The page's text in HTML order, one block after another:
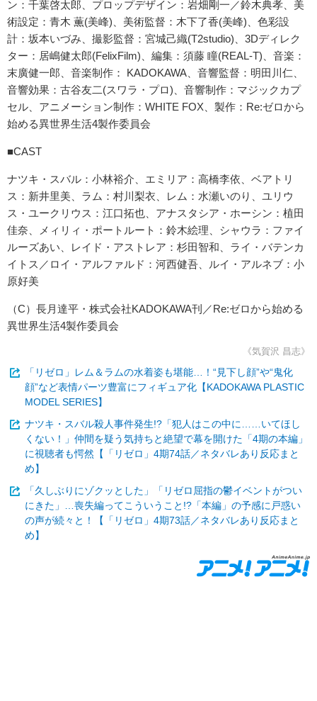
ン：千葉啓太郎、プロップデザイン：岩畑剛一／鈴木典孝、美
術設定：青木 薫(美峰)、美術監督：木下了香(美峰)、色彩設
計：坂本いづみ、撮影監督：宮城己織(T2studio)、3Dディレク
ター：居嶋健太郎(FelixFilm)、編集：須藤 瞳(REAL-T)、音楽：
末廣健一郎、音楽制作： KADOKAWA、音響監督：明田川仁、
音響効果：古谷友二(スワラ・プロ)、音響制作：マジックカプ
セル、アニメーション制作：WHITE FOX、製作：Re:ゼロから
始める異世界生活4製作委員会
■CAST
ナツキ・スバル：小林裕介、エミリア：高橋李依、ベアトリ
ス：新井里美、ラム：村川梨衣、レム：水瀬いのり、ユリウ
ス・ユークリウス：江口拓也、アナスタシア・ホーシン：植田
佳奈、メィリィ・ポートルート：鈴木絵理、シャウラ：ファイ
ルーズあい、レイド・アストレア：杉田智和、ライ・バテンカ
イトス／ロイ・アルファルド：河西健吾、ルイ・アルネブ：小
原好美
（C）長月達平・株式会社KADOKAWA刊／Re:ゼロから始める
異世界生活4製作委員会
《気賀沢 昌志》
「リゼロ」レム＆ラムの水着姿も堪能…！“見下し顔”や“鬼化
顔”など表情パーツ豊富にフィギュア化【KADOKAWA PLASTIC
MODEL SERIES】
ナツキ・スバル殺人事件発生!?「犯人はこの中に……いてほし
くない！」仲間を疑う気持ちと絶望で幕を開けた「4期の本編」
に視聴者も愕然【「リゼロ」4期74話／ネタバレあり反応まと
め】
「久しぶりにゾクッとした」「リゼロ屈指の鬱イベントがつい
にきた」…喪失編ってこういうこと!?「本編」の予感に戸惑い
の声が続々と！【「リゼロ」4期73話／ネタバレあり反応まと
め】